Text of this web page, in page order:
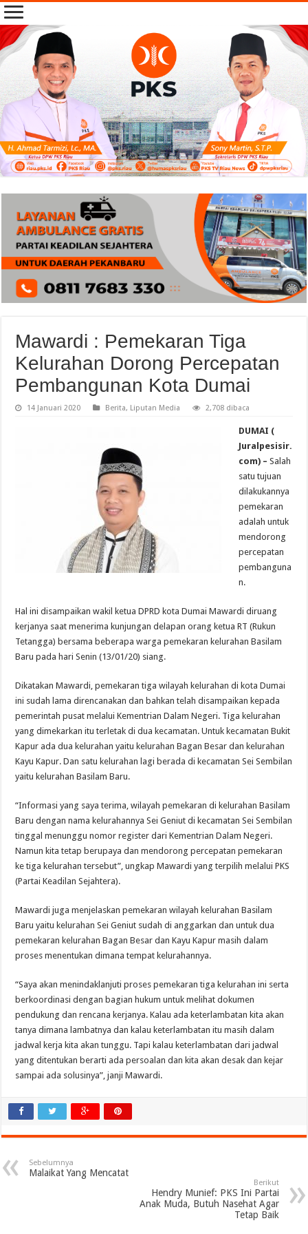
Mawardi : Pemekaran Tiga
Kelurahan Dorong Percepatan
Pembangunan Kota Dumai
14 Januari 2020 Berita, Liputan Media 2,708 dibaca
DUMAI (
Juralpesisir.
com) – Salah
satu tujuan
dilakukannya
pemekaran
adalah untuk
mendorong
percepatan
pembanguna
n.
Hal ini disampaikan wakil ketua DPRD kota Dumai Mawardi diruang
kerjanya saat menerima kunjungan delapan orang ketua RT (Rukun
Tetangga) bersama beberapa warga pemekaran kelurahan Basilam
Baru pada hari Senin (13/01/20) siang.
Dikatakan Mawardi, pemekaran tiga wilayah kelurahan di kota Dumai
ini sudah lama direncanakan dan bahkan telah disampaikan kepada
pemerintah pusat melalui Kementrian Dalam Negeri. Tiga kelurahan
yang dimekarkan itu terletak di dua kecamatan. Untuk kecamatan Bukit
Kapur ada dua kelurahan yaitu kelurahan Bagan Besar dan kelurahan
Kayu Kapur. Dan satu kelurahan lagi berada di kecamatan Sei Sembilan
yaitu kelurahan Basilam Baru.
“Informasi yang saya terima, wilayah pemekaran di kelurahan Basilam
Baru dengan nama kelurahannya Sei Geniut di kecamatan Sei Sembilan
tinggal menunggu nomor register dari Kementrian Dalam Negeri.
Namun kita tetap berupaya dan mendorong percepatan pemekaran
ke tiga kelurahan tersebut”, ungkap Mawardi yang terpilih melalui PKS
(Partai Keadilan Sejahtera).
Mawardi juga menjelaskan pemekaran wilayah kelurahan Basilam
Baru yaitu kelurahan Sei Geniut sudah di anggarkan dan untuk dua
pemekaran kelurahan Bagan Besar dan Kayu Kapur masih dalam
proses menentukan dimana tempat kelurahannya.
“Saya akan menindaklanjuti proses pemekaran tiga kelurahan ini serta
berkoordinasi dengan bagian hukum untuk melihat dokumen
pendukung dan rencana kerjanya. Kalau ada keterlambatan kita akan
tanya dimana lambatnya dan kalau keterlambatan itu masih dalam
jadwal kerja kita akan tunggu. Tapi kalau keterlambatan dari jadwal
yang ditentukan berarti ada persoalan dan kita akan desak dan kejar
sampai ada solusinya”, janji Mawardi.
Sebelumnya
Malaikat Yang Mencatat
Berikut
Hendry Munief: PKS Ini Partai
Anak Muda, Butuh Nasehat Agar
Tetap Baik